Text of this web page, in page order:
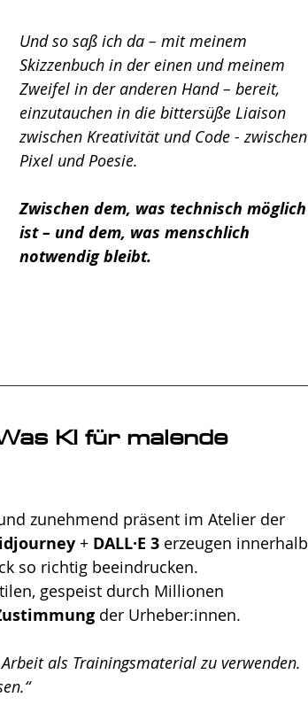
Und so saß ich da – mit meinem
Skizzenbuch in der einen und meinem
Zweifel in der anderen Hand – bereit,
einzutauchen in die bittersüße Liaison
zwischen Kreativität und Code - zwischen
Pixel und Poesie.
Zwischen dem, was technisch möglich
ist – und dem, was menschlich
notwendig bleibt.
KI für malende
zunehmend präsent im Atelier der
+ DALL·E 3 erzeugen innerhalb
so richtig beeindrucken.
gespeist durch Millionen
der Urheber:innen.
als Trainingsmaterial zu verwenden.